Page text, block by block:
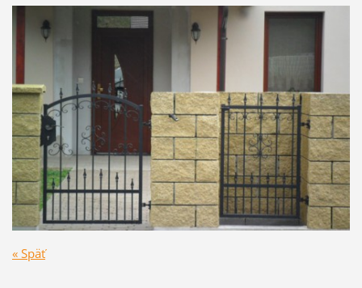
« Späť